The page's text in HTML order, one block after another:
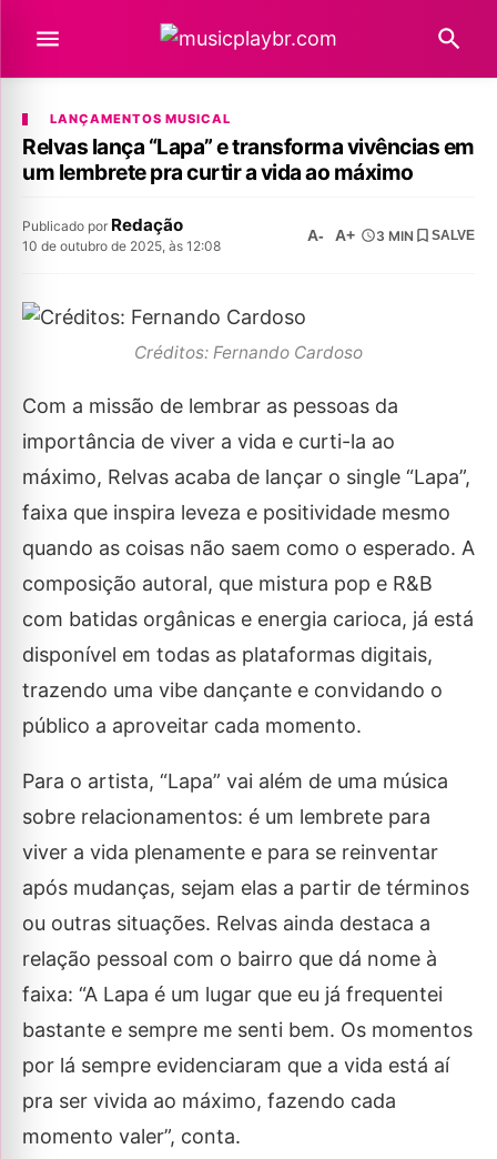
LANÇAMENTOS MUSICAL
Relvas lança “Lapa” e transforma vivências em
um lembrete pra curtir a vida ao máximo
Publicado por Redação
10 de outubro de 2025, às 12:08
A- A+ 3 MIN SALVE
Créditos: Fernando Cardoso
Com a missão de lembrar as pessoas da
importância de viver a vida e curti-la ao
máximo, Relvas acaba de lançar o single “Lapa”,
faixa que inspira leveza e positividade mesmo
quando as coisas não saem como o esperado. A
composição autoral, que mistura pop e R&B
com batidas orgânicas e energia carioca, já está
disponível em todas as plataformas digitais,
trazendo uma vibe dançante e convidando o
público a aproveitar cada momento.
Para o artista, “Lapa” vai além de uma música
sobre relacionamentos: é um lembrete para
viver a vida plenamente e para se reinventar
após mudanças, sejam elas a partir de términos
ou outras situações. Relvas ainda destaca a
relação pessoal com o bairro que dá nome à
faixa: “A Lapa é um lugar que eu já frequentei
bastante e sempre me senti bem. Os momentos
por lá sempre evidenciaram que a vida está aí
pra ser vivida ao máximo, fazendo cada
momento valer”, conta.